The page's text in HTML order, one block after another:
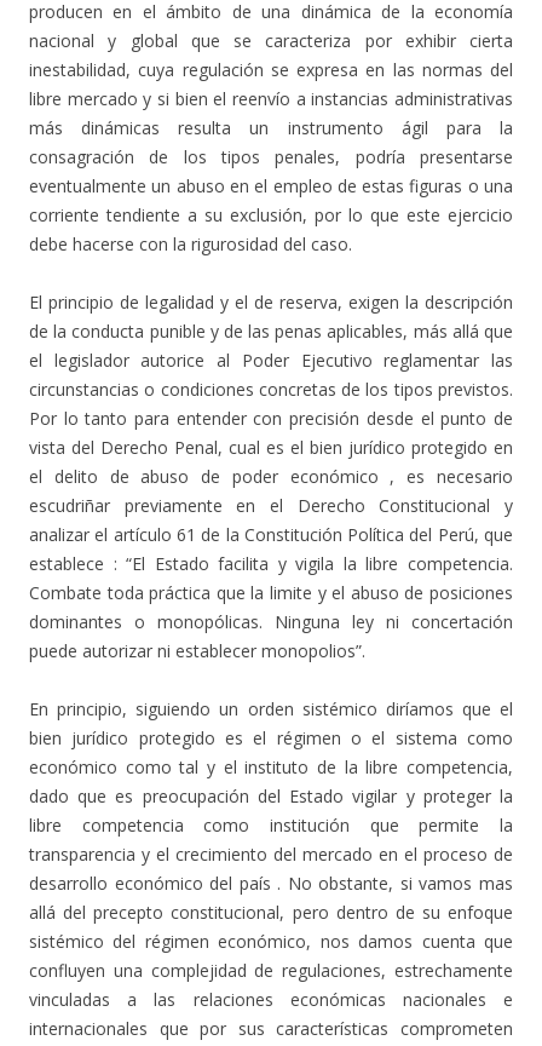
producen en el ámbito de una dinámica de la economía
nacional y global que se caracteriza por exhibir cierta
inestabilidad, cuya regulación se expresa en las normas del
libre mercado y si bien el reenvío a instancias administrativas
más dinámicas resulta un instrumento ágil para la
consagración de los tipos penales, podría presentarse
eventualmente un abuso en el empleo de estas figuras o una
corriente tendiente a su exclusión, por lo que este ejercicio
debe hacerse con la rigurosidad del caso.
El principio de legalidad y el de reserva, exigen la descripción
de la conducta punible y de las penas aplicables, más allá que
el legislador autorice al Poder Ejecutivo reglamentar las
circunstancias o condiciones concretas de los tipos previstos.
Por lo tanto para entender con precisión desde el punto de
vista del Derecho Penal, cual es el bien jurídico protegido en
el delito de abuso de poder económico , es necesario
escudriñar previamente en el Derecho Constitucional y
analizar el artículo 61 de la Constitución Política del Perú, que
establece : “El Estado facilita y vigila la libre competencia.
Combate toda práctica que la limite y el abuso de posiciones
dominantes o monopólicas. Ninguna ley ni concertación
puede autorizar ni establecer monopolios”.
En principio, siguiendo un orden sistémico diríamos que el
bien jurídico protegido es el régimen o el sistema como
económico como tal y el instituto de la libre competencia,
dado que es preocupación del Estado vigilar y proteger la
libre competencia como institución que permite la
transparencia y el crecimiento del mercado en el proceso de
desarrollo económico del país . No obstante, si vamos mas
allá del precepto constitucional, pero dentro de su enfoque
sistémico del régimen económico, nos damos cuenta que
confluyen una complejidad de regulaciones, estrechamente
vinculadas a las relaciones económicas nacionales e
internacionales que por sus características comprometen